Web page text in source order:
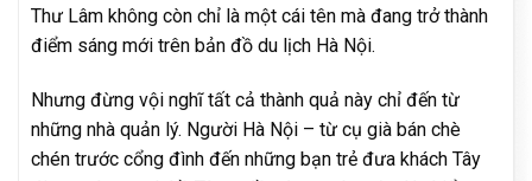
Thư Lâm không còn chỉ là một cái tên mà đang trở thành
điểm sáng mới trên bản đồ du lịch Hà Nội.
Nhưng đừng vội nghĩ tất cả thành quả này chỉ đến từ
những nhà quản lý. Người Hà Nội – từ cụ già bán chè
chén trước cổng đình đến những bạn trẻ đưa khách Tây